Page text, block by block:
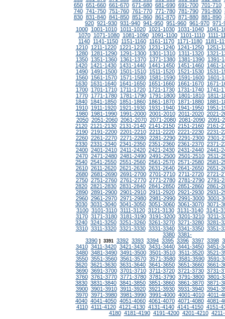
650 651-660 661-670 671-680 681-690 691-700 701-710
740 741-750 751-760 761-770 771-780 781-790 791-800
830 831-840 841-850 851-860 861-870 871-880 881-890
920 921-930 931-940 941-950 951-960 961-970 971-
1000
1001-1010 1011-1020 1021-1030 1031-1040
1041-
1070
1071-1080 1081-1090 1091-1100 1101-1110
1111-
1140 1141-1150 1151-1160 1161-1170 1171-1180 1181-
1210
1211-1220 1221-1230 1231-1240 1241-1250
1251-
1280
1281-1290 1291-1300 1301-1310 1311-1320
1321-
1350
1351-1360 1361-1370 1371-1380 1381-1390
1391-
1420 1421-1430 1431-1440 1441-1450 1451-1460 1461-
1490
1491-1500 1501-1510 1511-1520 1521-1530
1531-
1560
1561-1570 1571-1580 1581-1590 1591-1600
1601-
1630 1631-1640 1641-1650 1651-1660 1661-1670 1671-
1700
1701-1710 1711-1720 1721-1730 1731-1740
1741-
1770
1771-1780 1781-1790 1791-1800 1801-1810
1811-
1840 1841-1850 1851-1860 1861-1870 1871-1880 1881-
1910
1911-1920 1921-1930 1931-1940 1941-1950
1951-
1980
1981-1990 1991-2000 2001-2010 2011-2020 2021-
2050 2051-2060 2061-2070 2071-2080 2081-2090 2091-
2120 2121-2130 2131-2140 2141-2150 2151-2160 2161-
2190 2191-2200 2201-2210 2211-2220 2221-2230 2231-
2260 2261-2270 2271-2280 2281-2290 2291-2300 2301-
2330 2331-2340 2341-2350 2351-2360 2361-2370 2371-
2400 2401-2410 2411-2420 2421-2430 2431-2440 2441-
2470 2471-2480 2481-2490 2491-2500 2501-2510 2511-
2540 2541-2550 2551-2560 2561-2570 2571-2580 2581-
2610 2611-2620 2621-2630 2631-2640 2641-2650 2651-
2680 2681-2690 2691-2700 2701-2710 2711-2720 2721-
2750 2751-2760 2761-2770 2771-2780 2781-2790 2791-
2820 2821-2830 2831-2840 2841-2850 2851-2860 2861-
2890 2891-2900 2901-2910 2911-2920 2921-2930 2931-
2960 2961-2970 2971-2980 2981-2990 2991-3000 3001-
3030 3031-3040 3041-3050 3051-3060 3061-3070 3071-
3100 3101-3110 3111-3120 3121-3130 3131-3140 3141-
3170 3171-3180 3181-3190 3191-3200 3201-3210 3211-
3240 3241-3250 3251-3260 3261-3270 3271-3280 3281-
3310 3311-3320 3321-3330 3331-3340 3341-3350 3351-
3380 3381-
3390 ] 3391 3392 3393 3394 3395 3396 3397 3398
3410 3411-3420 3421-3430 3431-3440 3441-3450 3451-
3480 3481-3490 3491-3500 3501-3510 3511-3520 3521-
3550 3551-3560 3561-3570 3571-3580 3581-3590 3591-
3620 3621-3630 3631-3640 3641-3650 3651-3660 3661-
3690 3691-3700 3701-3710 3711-3720 3721-3730 3731-
3760 3761-3770 3771-3780 3781-3790 3791-3800 3801-
3830 3831-3840 3841-3850 3851-3860 3861-3870 3871-
3900 3901-3910 3911-3920 3921-3930 3931-3940 3941-
3970 3971-3980 3981-3990 3991-4000 4001-4010 4011-
4040 4041-4050 4051-4060 4061-4070 4071-4080 4081-
4110 4111-4120 4121-4130 4131-4140 4141-4150 4151-
4180 4181-4190 4191-4200 4201-4210